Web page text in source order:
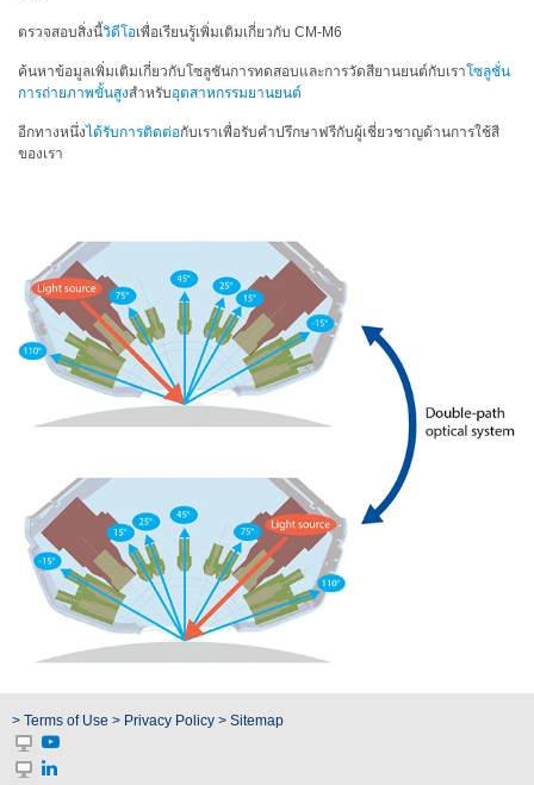
ลักษณะ
ผิว
การ
ถ่าย
สเปกตรัม
การ
วัด
ค่า
แสง
การ
แสดง
ผล
สินค้า
ทรัพยากร
ดาวน์
ตรวจสอบสิ่งนี้วิดีโอเพื่อเรียนรู้เพิ่มเติมเกี่ยวกับ CM-M6
ค้นหาข้อมูลเพิ่มเติมเกี่ยวกับโซลูชันการทดสอบและการวัดสียานยนต์กับเราโซลูชั่น
การถ่ายภาพขั้นสูงสำหรับอุตสาหกรรมยานยนต์
อีกทางหนึ่งได้รับการติดต่อกับเราเพื่อรับคำปรึกษาฟรีกับผู้เชี่ยวชาญด้านการใช้สี
ของเรา
> Terms of Use > Privacy Policy > Sitemap